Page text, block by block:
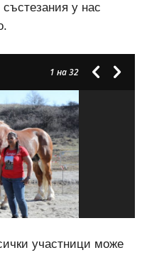
у нас
1 на 32
участници може